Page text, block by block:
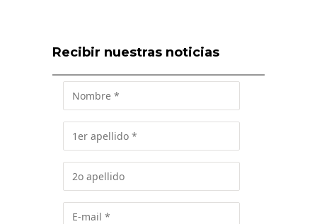
Recibir nuestras noticias